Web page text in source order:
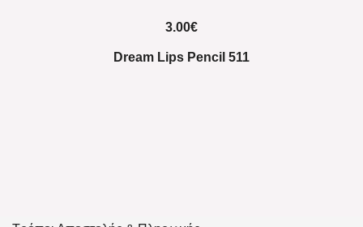
3.00€
Dream Lips Pencil 511